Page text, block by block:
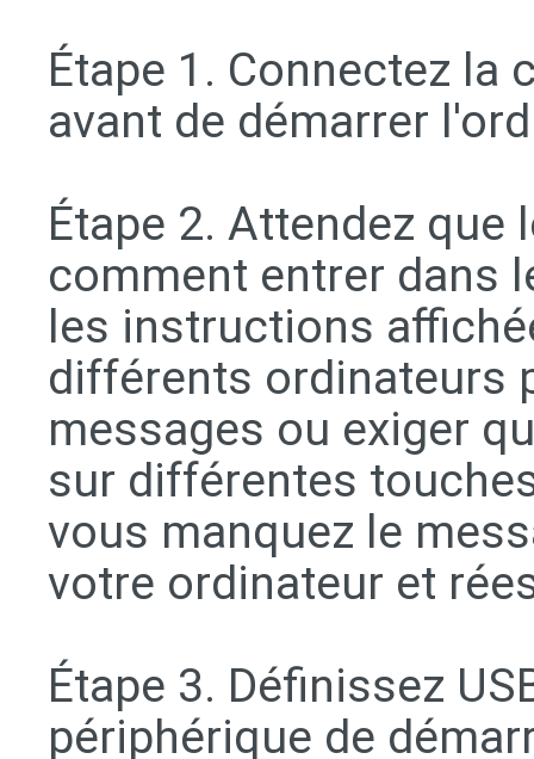
Étape 1. Connectez la
avant de démarrer
Étape 2. Attendez
comment entrer dans
les instructions
différents ordinateurs
messages ou exiger
sur différentes
vous manquez le
votre ordinateur et
Étape 3. Définissez
périphérique de